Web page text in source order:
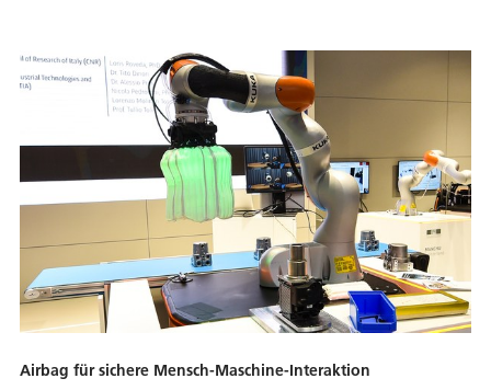
Airbag für sichere Mensch-Maschine-Interaktion